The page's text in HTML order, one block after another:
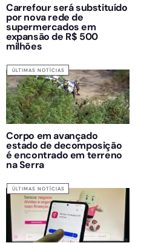
Carrefour será substituído
por nova rede de
supermercados em
expansão de R$ 500
milhões
ÚLTIMAS NOTÍCIAS
Corpo em avançado
estado de decomposição
é encontrado em terreno
na Serra
ÚLTIMAS NOTÍCIAS